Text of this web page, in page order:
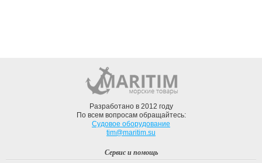
Разработано в 2012 году
По всем вопросам обращайтесь:
Судовое оборудование
tim@maritim.su
Сервис и помощь